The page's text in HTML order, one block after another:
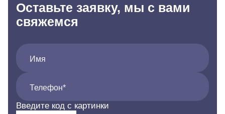
Оставьте заявку, мы с вами
свяжемся
Имя
Телефон*
Введите код с картинки